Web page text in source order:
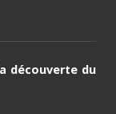
découverte du